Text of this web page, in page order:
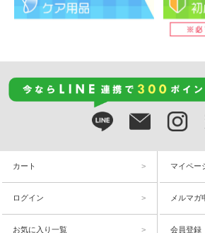
カート マイペー
ログイン メルマガ
お気に入り一覧 会員登録